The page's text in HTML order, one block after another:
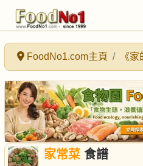
FoodNo1.com主頁 《
家常菜食譜